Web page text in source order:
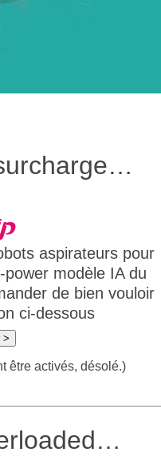
aspirateurs pour
modèle IA du
de bien vouloir
ci-dessous
>
être activés, désolé.)